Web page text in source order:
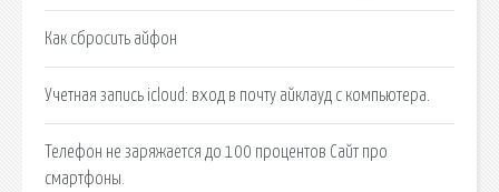
Как сбросить айфон
Учетная запись icloud: вход в почту айклауд с компьютера.
Телефон не заряжается до 100 процентов Сайт про
смартфоны.